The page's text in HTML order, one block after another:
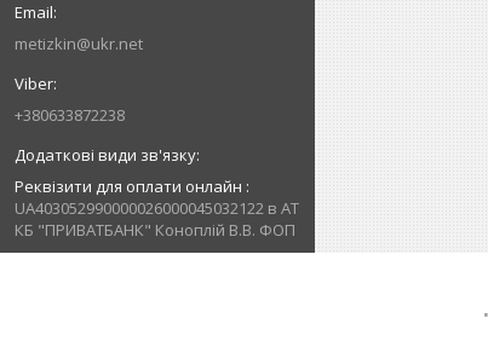
metizkin@ukr.net
+380633872238
Реквізити для оплати онлайн
UA403052990000026000045032122 в АТ
КБ "ПРИВАТБАНК" Коноплій В.В. ФОП